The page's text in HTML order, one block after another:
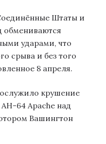
Штаты и
обмениваются
ударами, что
срыва и без того
8 апреля.
крушение
64 Apache над
Вашингтон